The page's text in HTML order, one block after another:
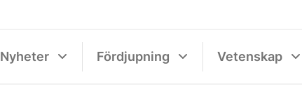
Nyheter Fördjupning Vetenskap